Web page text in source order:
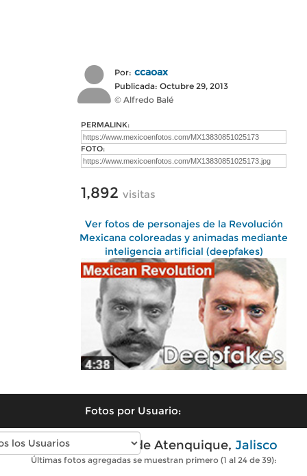
Por: ccaoax
Publicada: Octubre 29, 2013
© Alfredo Balé
PERMALINK:
FOTO:
1,892 visitas
Ver fotos de personajes de la Revolución
Mexicana coloreadas y animadas mediante
inteligencia artificial (deepfakes)
Fotos por Usuario:
Fotos modernas de Atenquique, Jalisco
Últimas fotos agregadas se muestran primero (1 al 24 de 39):